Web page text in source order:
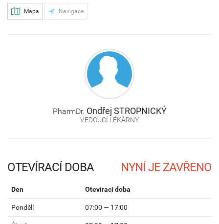
Mapa Navigace
PharmDr. Ondřej STROPNICKÝ
VEDOUCÍ LÉKÁRNY
OTEVÍRACÍ DOBA
Den Otevírací doba
Pondělí 07:00 — 17:00